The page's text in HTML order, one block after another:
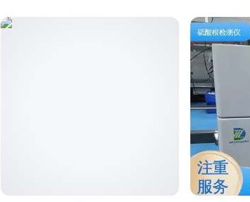
式设备更能准确感知人体可能接触的
信号不会被作业环境遮挡。
二、为什么佩戴式结构在复合险
在高压配电柜检修等场景中，作业人
落风险。佩戴式设备的优势体现在：
响应速度：设备随身体移动，在失
覆盖范围：无论触电点位于身体哪